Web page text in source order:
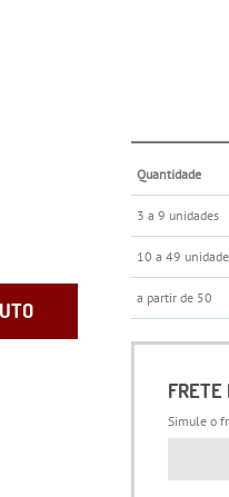
Quantidade
3 a 9 unidades
10 a 49
a partir de 50
FRETE
Simule o